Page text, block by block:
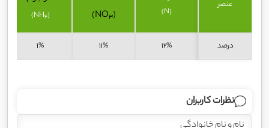
عنصر
(N)
(NO
3
)
(NH
4
)
درصد 12%
11%
1%
نظرات کاربران